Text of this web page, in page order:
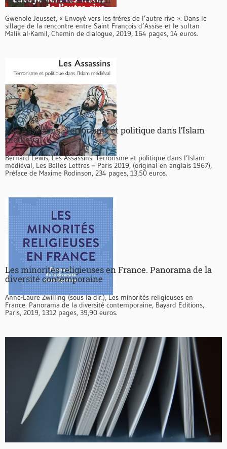
Gwenole Jeusset, « Envoyé vers les frères de l’autre rive ». Dans le
sillage de la rencontre entre Saint François d’Assise et le sultan
Malik al-Kamil, Chemin de dialogue, 2019, 164 pages, 14 euros.
Les Assassins. Terrorisme et politique dans l’Islam
médiéval
Bernard Lewis, Les Assassins. Terrorisme et politique dans l’Islam
médiéval, Les Belles Lettres – Paris 2019, (original en anglais 1967),
Préface de Maxime Rodinson, 234 pages, 13,50 euros.
Les minorités religieuses en France. Panorama de la
diversité contemporaine
Anne-Laure Zwilling (sous la dir.), Les minorités religieuses en
France. Panorama de la diversité contemporaine, Bayard Editions,
Paris, 2019, 1312 pages, 39,90 euros.